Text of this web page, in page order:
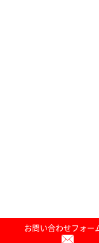
お問い合わせフォー